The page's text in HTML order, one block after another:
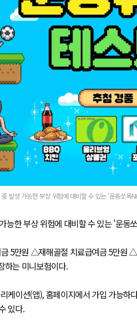
발생 가능한 부상 위험에 대비할 수 있는 '운동쏘옥
능한 부상 위험에 대비할 수 있는 '운
5만원 △재해골절 치료급여금 5만원
하는 미니보험이다.
케이션(앱), 홈페이지에서 가입 가능하
있다.